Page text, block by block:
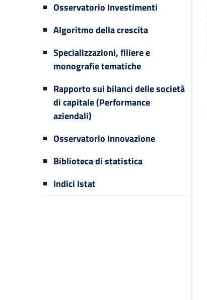
Osservatorio Investimenti
Algoritmo della crescita
Specializzazioni, filiere e
monografie tematiche
Rapporto sui bilanci delle società
di capitale (Performance
aziendali)
Osservatorio Innovazione
Biblioteca di statistica
Indici Istat